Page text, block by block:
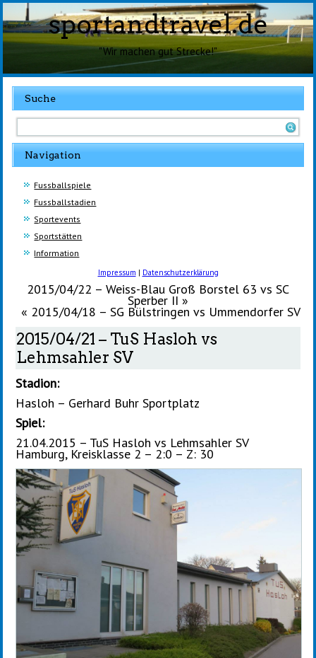
sportandtravel.de
"Wir machen gut Strecke!"
Suche
Navigation
Fussballspiele
Fussballstadien
Sportevents
Sportstätten
Information
Impressum | Datenschutzerklärung
2015/04/22 – Weiss-Blau Groß Borstel 63 vs SC
Sperber II »
« 2015/04/18 – SG Bülstringen vs Ummendorfer SV
2015/04/21 – TuS Hasloh vs
Lehmsahler SV
Stadion:
Hasloh – Gerhard Buhr Sportplatz
Spiel:
21.04.2015 – TuS Hasloh vs Lehmsahler SV
Hamburg, Kreisklasse 2 – 2:0 – Z: 30